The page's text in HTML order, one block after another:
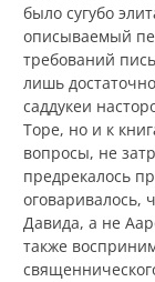
было сугубо
описываемый
требований
лишь
саддукеи
Торе, но и к
вопросы, не
предрекалось
оговаривалось,
Давида, а не
также